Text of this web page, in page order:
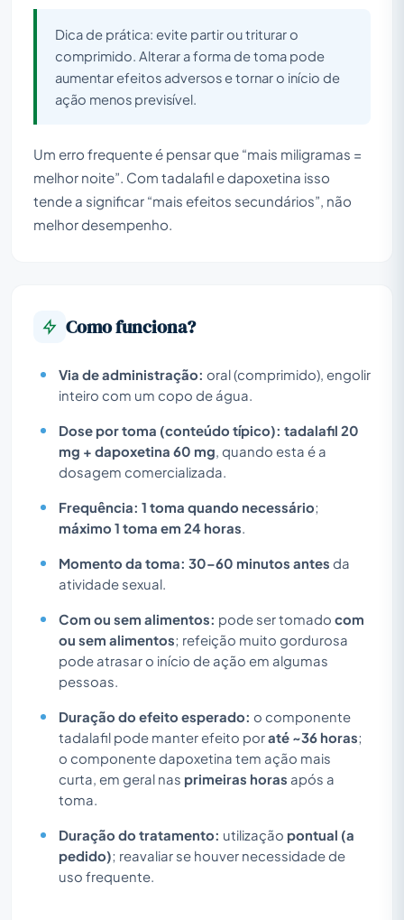
Dica de prática: evite partir ou triturar o
comprimido. Alterar a forma de toma pode
aumentar efeitos adversos e tornar o início de
ação menos previsível.
Um erro frequente é pensar que “mais miligramas =
melhor noite”. Com tadalafil e dapoxetina isso
tende a significar “mais efeitos secundários”, não
melhor desempenho.
Como funciona?
Via de administração: oral (comprimido), engolir
inteiro com um copo de água.
Dose por toma (conteúdo típico): tadalafil 20
mg + dapoxetina 60 mg , quando esta é a
dosagem comercializada.
Frequência: 1 toma quando necessário;
máximo 1 toma em 24 horas
Momento da toma: 30–60 minutos antes da
atividade sexual.
Com ou sem alimentos: pode ser tomado com
ou sem alimentos; refeição muito gordurosa
pode atrasar o início de ação em algumas
pessoas.
Duração do efeito esperado: o componente
tadalafil pode manter efeito poraté ~36 horas;
o componente dapoxetina tem ação mais
curta, em geral nas primeiras horas após a
toma.
Duração do tratamento: utilização pontual (a
pedido); reavaliar se houver necessidade de
uso frequente.